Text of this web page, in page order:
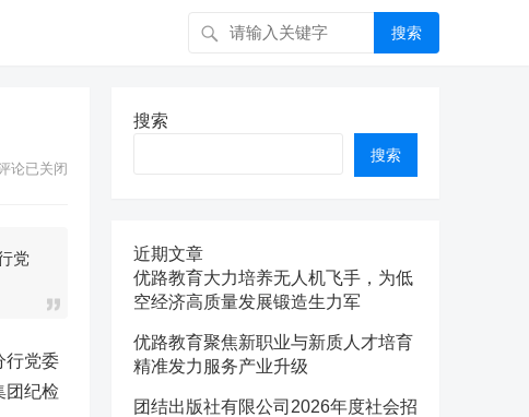
搜索
论已关闭
党
行党委
团纪检
搜索
搜索
近期文章
优路教育大力培养无人机飞手，为低
空经济高质量发展锻造生力军
优路教育聚焦新职业与新质人才培育
精准发力服务产业升级
团结出版社有限公司2026年度社会招